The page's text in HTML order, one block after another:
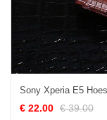
€ 22.00 € 39.00